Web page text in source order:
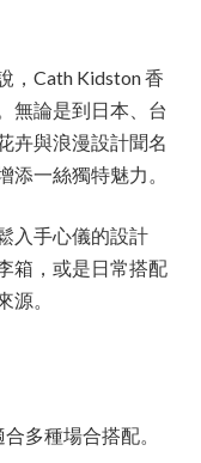
，Cath Kidston 香
無論是到日本、台
卉與浪漫設計聞名
一絲獨特魅力。
入手心儀的設計
箱，或是日常搭配
源。
多種場合搭配。